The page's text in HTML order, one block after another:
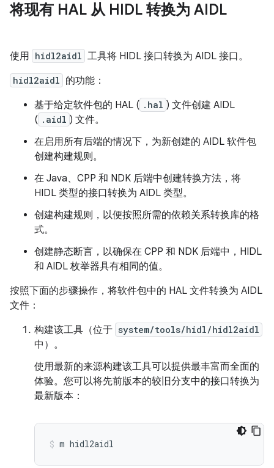
将现有 HAL 从 HIDL 转换为 AIDL
使用 hidl2aidl 工具将 HIDL 接口转换为 AIDL 接口。
hidl2aidl 的功能：
基于给定软件包的 HAL ( .hal ) 文件创建 AIDL
( .aidl ) 文件。
在启用所有后端的情况下，为新创建的 AIDL 软件包
创建构建规则。
在 Java、CPP 和 NDK 后端中创建转换方法，将
HIDL 类型的接口转换为 AIDL 类型。
创建构建规则，以便按照所需的依赖关系转换库的格
式。
创建静态断言，以确保在 CPP 和 NDK 后端中，HIDL
和 AIDL 枚举器具有相同的值。
按照下面的步骤操作，将软件包中的 HAL 文件转换为 AIDL
文件：
构建该工具（位于 system/tools/hidl/hidl2aidl
中）。
使用最新的来源构建该工具可以提供最丰富而全面的
体验。您可以将先前版本的较旧分支中的接口转换为
最新版本：
m hidl2aidl